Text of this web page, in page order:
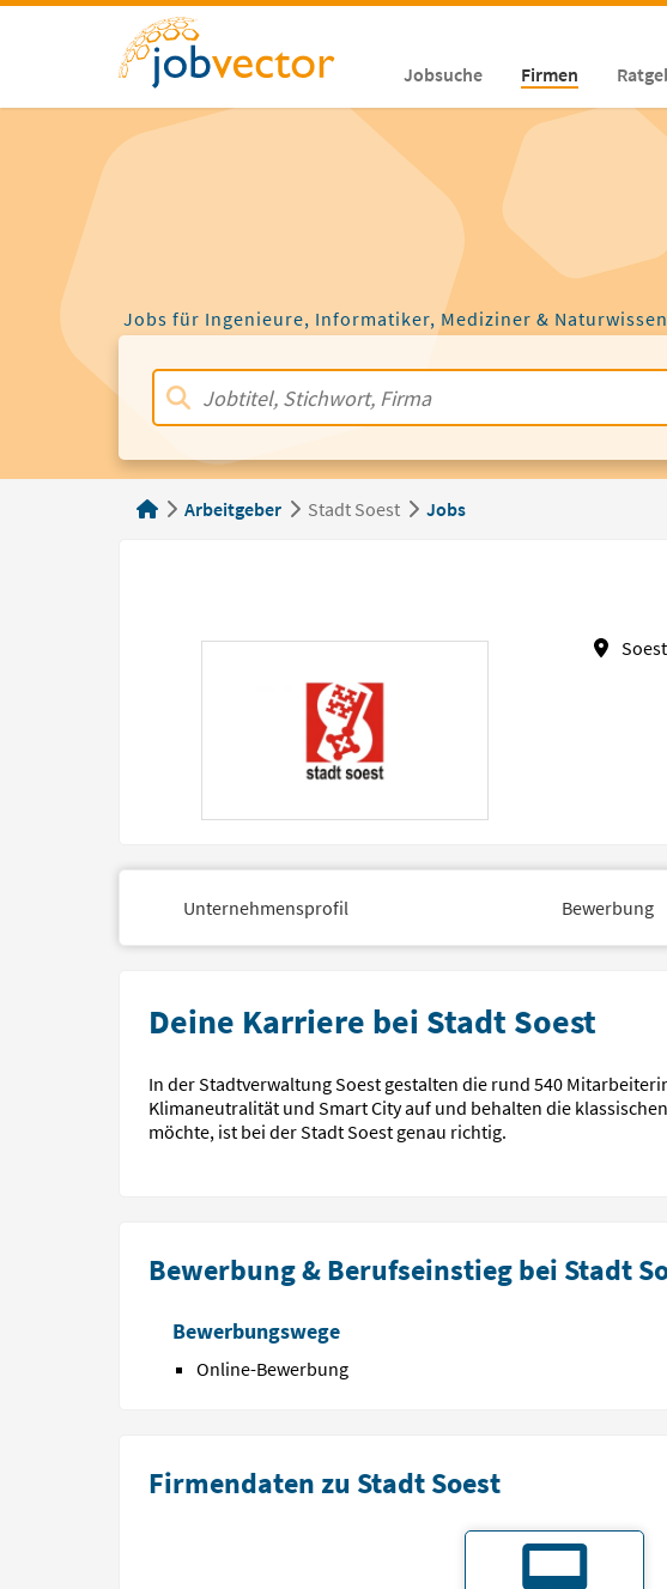
Jobsuche Firmen
Jobs für Ingenieure, Informatiker, Mediziner &
Arbeitgeber Stadt Soest Jobs
Soest
Unternehmensprofil Bewerbung
Deine Karriere bei Stadt Soest
In der Stadtverwaltung Soest gestalten die rund 540
Klimaneutralität und Smart City auf und behalten die
möchte, ist bei der Stadt Soest genau richtig.
Bewerbung & Berufseinstieg bei Stadt
Bewerbungswege
Online-Bewerbung
Firmendaten zu Stadt Soest